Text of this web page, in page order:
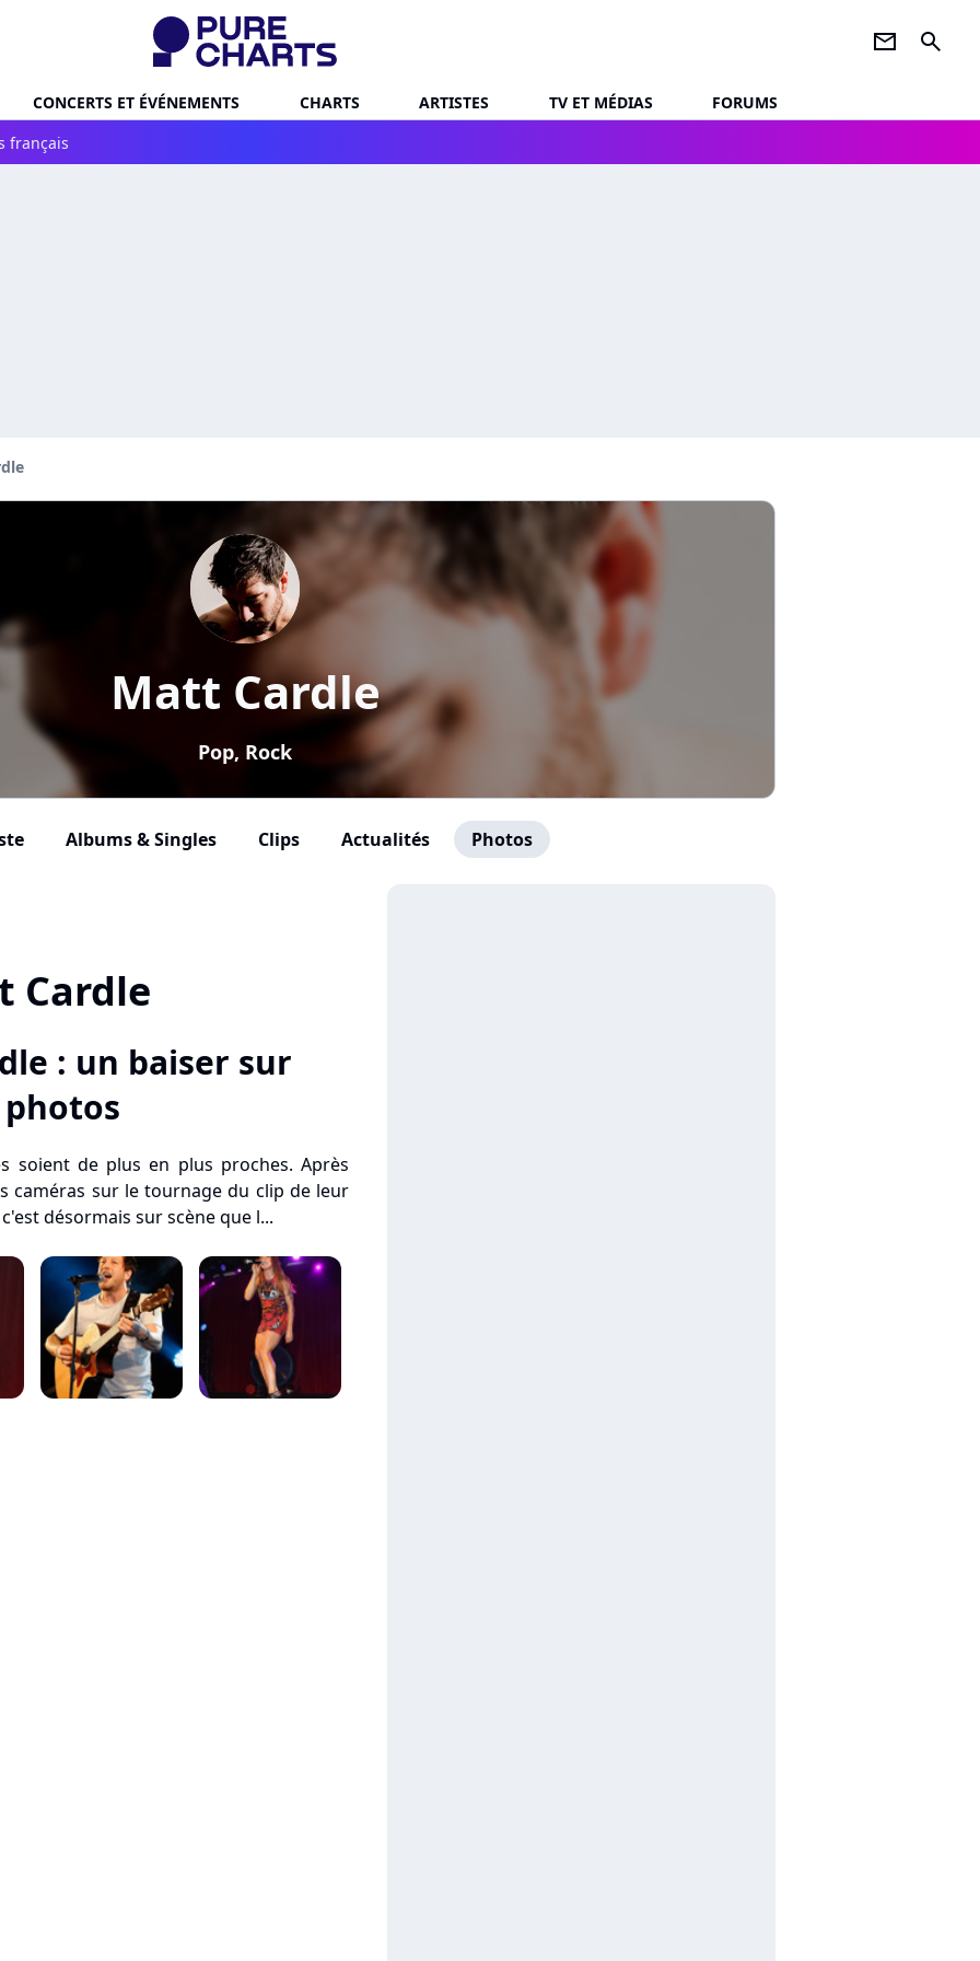
newsletter search
CONCERTS ET ÉVÉNEMENTS CHARTS ARTISTES TV ET MÉDIAS
FORUMS
français
Matt Cardle
Pop, Rock
Albums & Singles Clips Actualités Photos
Cardle
: un baiser sur
photos
soient de plus en plus proches. Après
caméras sur le tournage du clip de leur
désormais sur scène que l...